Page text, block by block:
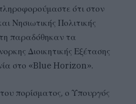
ότι στον
Νησιωτικής Πολιτικής
παραδόθηκαν τα
Διοικητικής Εξέτασης
στο «Blue Horizon».
πορίσματος, ο Υπουργός